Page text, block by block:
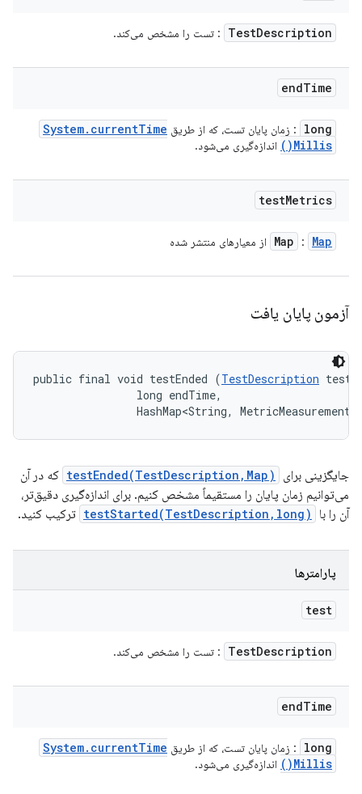
TestDescription : تست را مشخص می‌کند.
endTime
long : زمان پایان تست، که از طریق System. currentTime
Millis(
) اندازه‌گیری می‌شود.
testMetrics
Map : Map از معیارهای منتشر شده
آزمون پایان یافت
public final void testEnded (TestDescription
                long endTime,
HashMap<String,
جایگزینی برای testEnded(TestDescription,Map) که در آن
می‌توانیم زمان پایان را مستقیماً مشخص کنیم. برای اندازه‌گیری دقیق‌تر،
آن را با
testStarted(TestDescription,long) ترکیب کنید.
پارامترها
test
TestDescription : تست را مشخص می‌کند.
endTime
long : زمان پایان تست، که از طریق System. currentTime
Millis(
) اندازه‌گیری می‌شود.